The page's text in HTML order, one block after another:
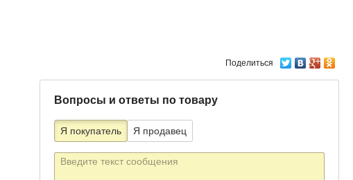
Поделиться
Вопросы и ответы по товару
Я покупатель Я продавец
Текст